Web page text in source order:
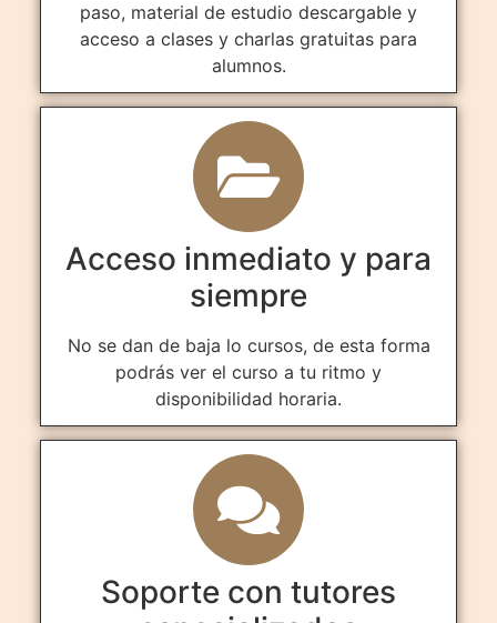
paso, material de estudio descargable y
acceso a clases y charlas gratuitas para
alumnos.
Acceso inmediato y para
siempre
No se dan de baja lo cursos, de esta forma
podrás ver el curso a tu ritmo y
disponibilidad horaria.
Soporte con tutores